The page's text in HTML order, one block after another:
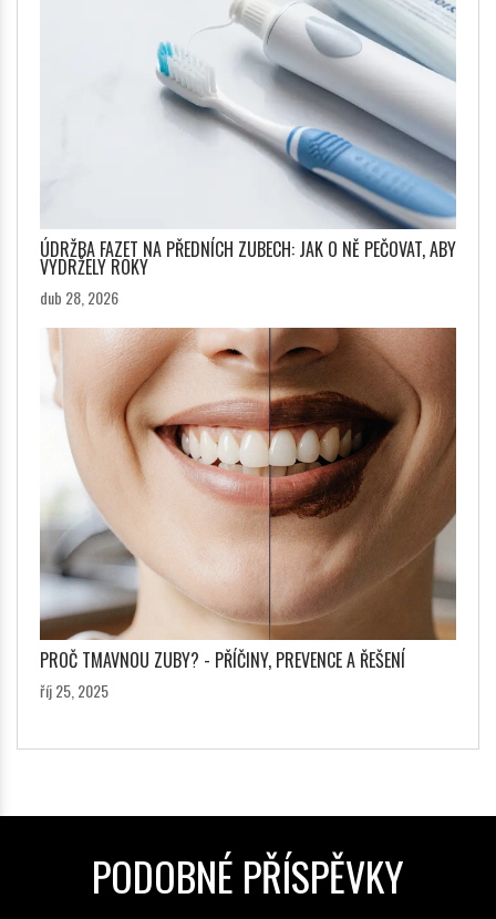
ÚDRŽBA FAZET NA PŘEDNÍCH ZUBECH: JAK O NĚ PEČOVAT, ABY
VYDRŽELY ROKY
dub 28, 2026
PROČ TMAVNOU ZUBY? - PŘÍČINY, PREVENCE A ŘEŠENÍ
říj 25, 2025
PODOBNÉ PŘÍSPĚVKY